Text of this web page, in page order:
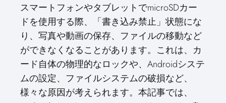
r
e
o
n
w
i
t
t
e
r
)
r
e
o
n
e
b
o
o
k
r
e
o
t
e
r
t
r
o
n
k
d
n
r
o
n
i
スマートフォンやタブレットでmicroSDカー
ドを使用する際、「書き込み禁止」状態にな
り、写真や動画の保存、ファイルの移動など
ができなくなることがあります。これは、カ
ード自体の物理的なロックや、Androidシステ
ムの設定、ファイルシステムの破損など、
様々な原因が考えられます。本記事では、